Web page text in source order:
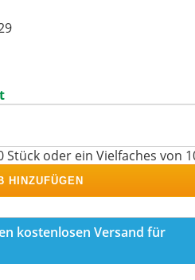
oder ein Vielfaches von
HINZUFÜGEN
kostenlosen Versand für